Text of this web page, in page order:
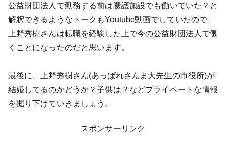
公益財団法人で勤務する前は養護施設でも働いていた？と
解釈できるようなトークもYoutube動画でしていたので、
上野秀樹さんは転職を経験した上で今の公益財団法人で働
くことになったのだと思います。
最後に、上野秀樹さん(あっぱれさんま大先生の市役所)が
結婚してるのかどうか？子供は？などプライベートな情報
を掘り下げていきましょう。
スポンサーリンク